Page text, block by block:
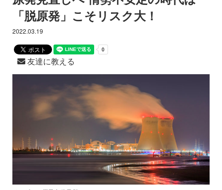
「脱原発」こそリスク大！
2022.03.19
友達に教える